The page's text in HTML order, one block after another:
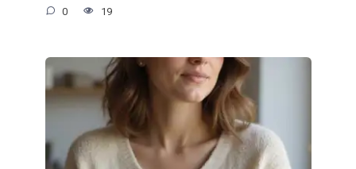
0 19